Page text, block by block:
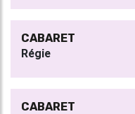
CABARET
Régie
CABARET